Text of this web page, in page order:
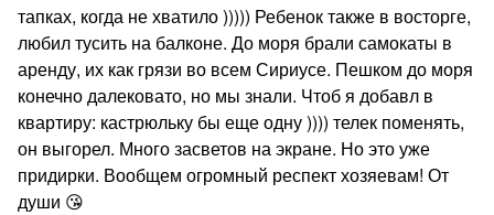
тапках, когда не хватило ))))) Ребенок также в восторге,
любил тусить на балконе. До моря брали самокаты в
аренду, их как грязи во всем Сириусе. Пешком до моря
конечно далековато, но мы знали. Чтоб я добавл в
квартиру: кастрюльку бы еще одну )))) телек поменять,
он выгорел. Много засветов на экране. Но это уже
придирки. Вообщем огромный респект хозяевам! От
души 😘